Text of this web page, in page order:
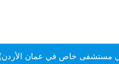
مستشفى خاص في عمان